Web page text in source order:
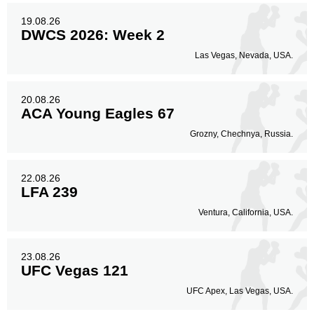
19.08.26
DWCS 2026: Week 2
Las Vegas, Nevada, USA.
20.08.26
ACA Young Eagles 67
Grozny, Chechnya, Russia.
22.08.26
LFA 239
Ventura, California, USA.
23.08.26
UFC Vegas 121
UFC Apex, Las Vegas, USA.